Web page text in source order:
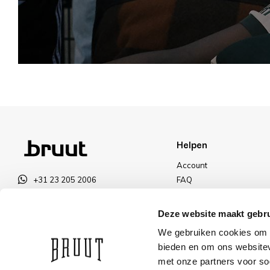
Deze website maakt
We gebruiken cookies
bieden en om ons
met onze partners voor
+31 23 205 2006
OPENINGSTIJDEN
Helpen
Account
FAQ
Betalen
Kortingen